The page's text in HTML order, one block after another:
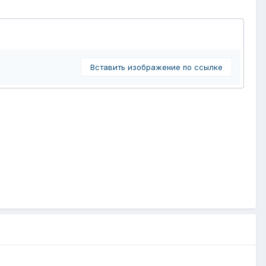
Вставить изображение по ссылке